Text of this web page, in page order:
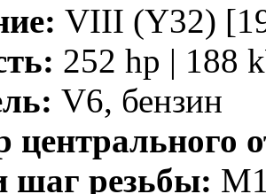
VIII (Y32)
252 hp | 188
V6, бензин
центрального
шаг резьбы: